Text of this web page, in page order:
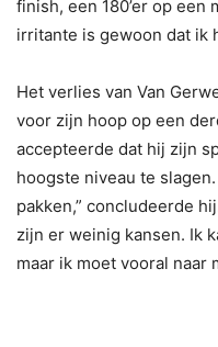
finish, een 180’er op
irritante is gewoon dat ik
Het verlies van Van
voor zijn hoop op een
accepteerde dat hij zijn
hoogste niveau te
pakken,” concludeerde
zijn er weinig kansen. Ik
maar ik moet vooral naar